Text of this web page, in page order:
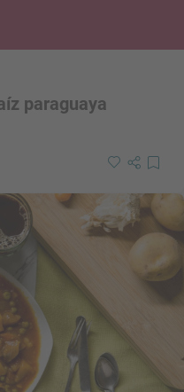
paraguaya